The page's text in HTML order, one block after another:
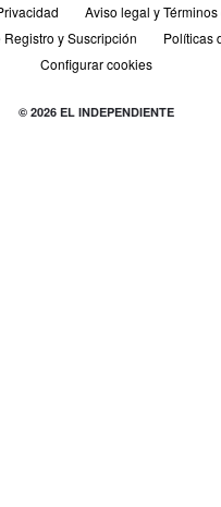
Aviso legal y Términos
y Suscripción
Políticas
Configurar cookies
© 2026 EL INDEPENDIENTE